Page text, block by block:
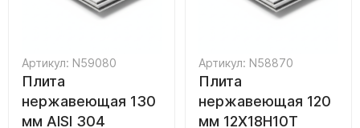
Артикул: N59080
Плита
нержавеющая 130
мм AISI 304
Артикул: N58870
Плита
нержавеющая 120
мм 12Х18Н10Т